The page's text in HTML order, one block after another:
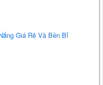
Giá Rẻ Và Bền Bỉ